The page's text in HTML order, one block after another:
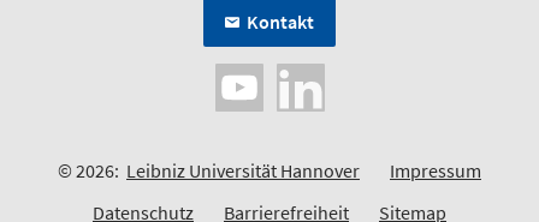
Kontakt
© 2026: Leibniz Universität Hannover
Impressum
Datenschutz
Barrierefreiheit Sitemap